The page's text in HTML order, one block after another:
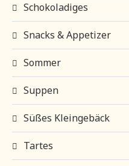
Schokoladiges
Snacks & Appetizer
Sommer
Suppen
Süßes Kleingebäck
Tartes